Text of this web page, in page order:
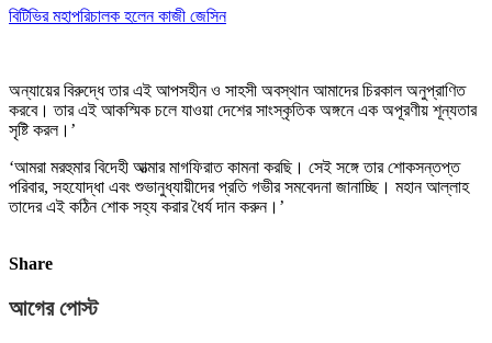
বিটিভির মহাপরিচালক হলেন কাজী জেসিন
অন্যায়ের বিরুদ্ধে তার এই আপসহীন ও সাহসী অবস্থান আমাদের চিরকাল অনুপ্রাণিত
করবে। তার এই আকস্মিক চলে যাওয়া দেশের সাংস্কৃতিক অঙ্গনে এক অপূরণীয় শূন্যতার
সৃষ্টি করল।’
‘আমরা মরহুমার বিদেহী আত্মার মাগফিরাত কামনা করছি। সেই সঙ্গে তার শোকসন্তপ্ত
পরিবার, সহযোদ্ধা এবং শুভানুধ্যায়ীদের প্রতি গভীর সমবেদনা জানাচ্ছি। মহান আল্লাহ
তাদের এই কঠিন শোক সহ্য করার ধৈর্য দান করুন।’
Share
আগের পোস্ট